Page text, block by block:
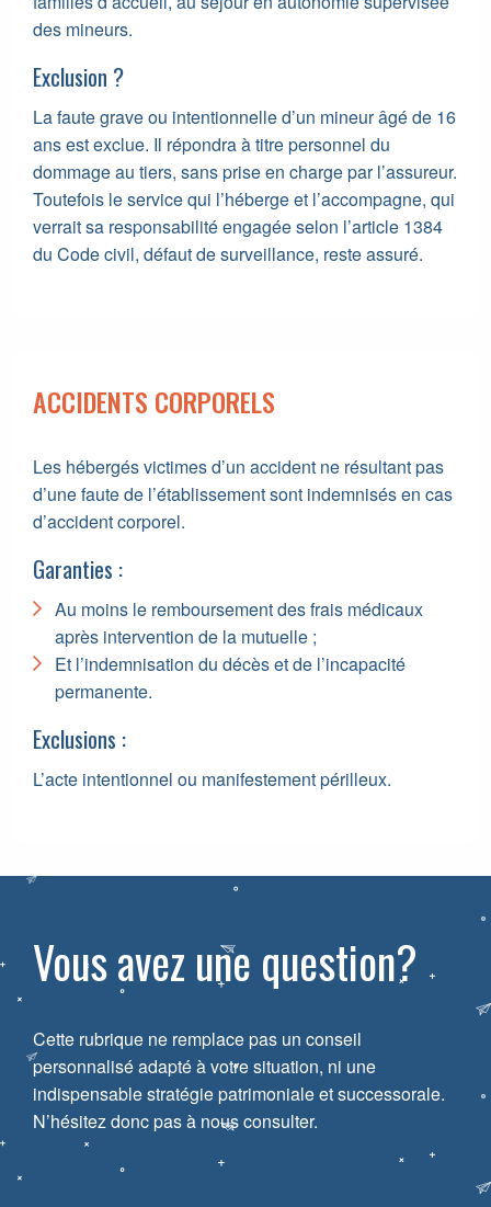
des mineurs.
Exclusion ?
La faute grave ou intentionnelle d’un mineur âgé de 16
ans est exclue. Il répondra à titre personnel du
dommage au tiers, sans prise en charge par l’assureur.
Toutefois le service qui l’héberge et l’accompagne, qui
verrait sa responsabilité engagée selon l’article 1384
du Code civil, défaut de surveillance, reste assuré.
ACCIDENTS CORPORELS
Les hébergés victimes d’un accident ne résultant pas
d’une faute de l’établissement sont indemnisés en cas
d’accident corporel.
Garanties :
Au moins le remboursement des frais médicaux
après intervention de la mutuelle ;
Et l’indemnisation du décès et de l’incapacité
permanente.
Exclusions :
L’acte intentionnel ou manifestement périlleux.
Vous avez une question?
Cette rubrique ne remplace pas un conseil
personnalisé adapté à votre situation, ni une
indispensable stratégie patrimoniale et successorale.
N’hésitez donc pas à nous consulter.